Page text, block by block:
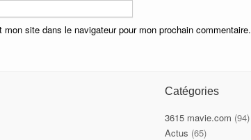
site dans le navigateur pour mon prochain commentaire.
Catégories
3615 mavie.com (94)
Actus (65)